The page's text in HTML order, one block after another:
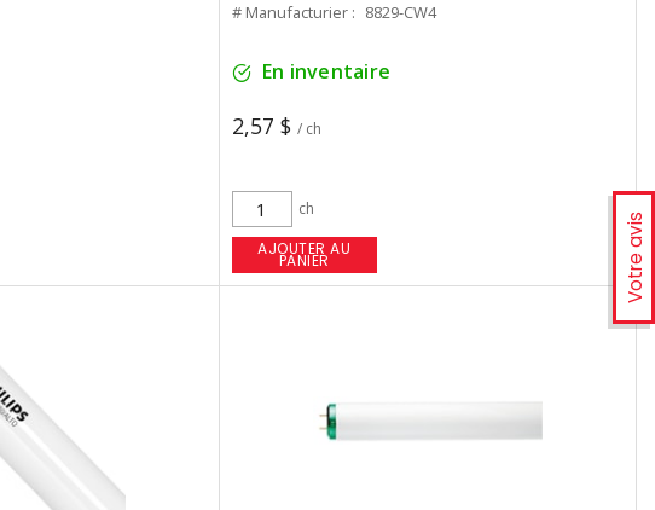
Votre avis
# Manufacturier : 8829-CW4
En inventaire
2,57 $ / ch
ch
AJOUTER AU
PANIER